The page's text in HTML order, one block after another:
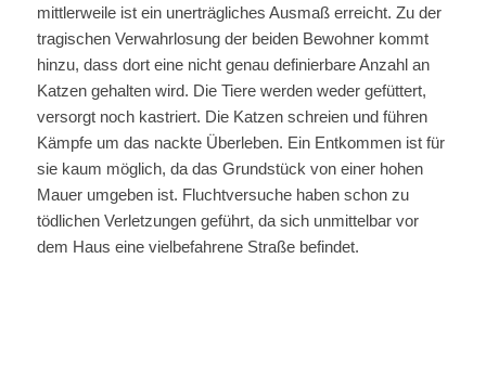
mittlerweile ist ein unerträgliches Ausmaß erreicht. Zu der
tragischen Verwahrlosung der beiden Bewohner kommt
hinzu, dass dort eine nicht genau definierbare Anzahl an
Katzen gehalten wird. Die Tiere werden weder gefüttert,
versorgt noch kastriert. Die Katzen schreien und führen
Kämpfe um das nackte Überleben. Ein Entkommen ist für
sie kaum möglich, da das Grundstück von einer hohen
Mauer umgeben ist. Fluchtversuche haben schon zu
tödlichen Verletzungen geführt, da sich unmittelbar vor
dem Haus eine vielbefahrene Straße befindet.